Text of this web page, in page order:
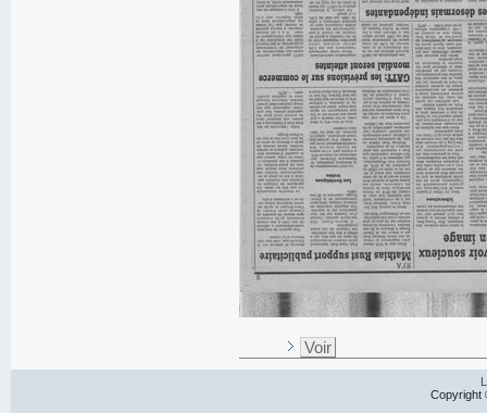
Voir
Copyright